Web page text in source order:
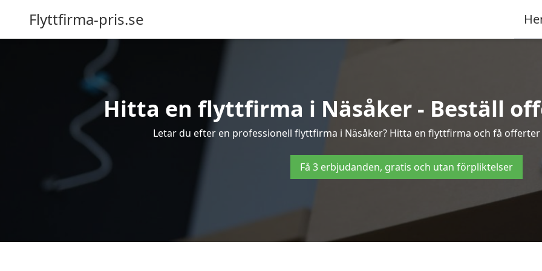
Flyttfirma-pris.se
Hitta en flyttfirma i Näsåker - Beställ
Letar du efter en professionell flyttfirma i Näsåker? Hitta en flyttfirma och få
Få 3 erbjudanden, gratis och utan förpliktelser